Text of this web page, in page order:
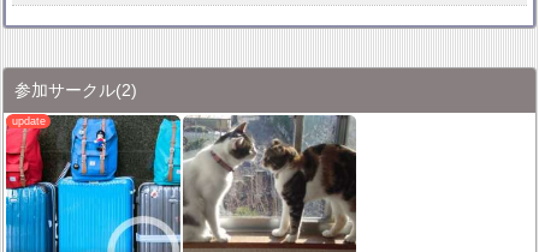
参加サークル(2)